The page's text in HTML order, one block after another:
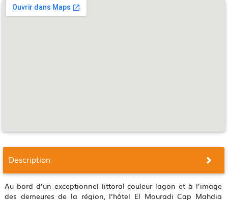
Description
Au bord d’un exceptionnel littoral couleur lagon et à l’image
des demeures de la région, l’hôtel El Mouradi Cap Mahdia